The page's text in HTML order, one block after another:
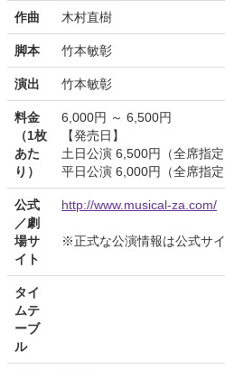
作曲 木村直樹
脚本 竹本敏彰
演出 竹本敏彰
料金
（1枚
あた
り）
6,000円 ～ 6,500円
【発売日】
土日公演 6,500円（全席指定
平日公演 6,000円（全席指定
公式
／劇
場サ
イト
http://www.musical-za.com/
※正式な公演情報は公式サ
タイ
ムテ
ーブ
ル